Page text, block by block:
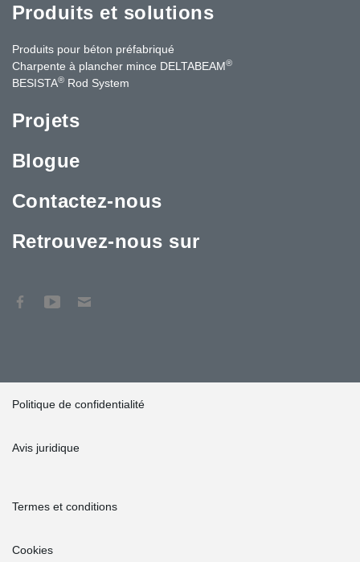
Produits et solutions
Produits pour béton préfabriqué
Charpente à plancher mince DELTABEAM®
BESISTA® Rod System
Projets
Blogue
Contactez-nous
Retrouvez-nous sur
Politique de confidentialité
Avis juridique
Termes et conditions
Cookies